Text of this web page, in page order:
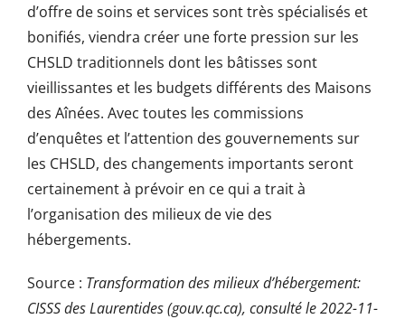
d’offre de soins et services sont très spécialisés et
bonifiés, viendra créer une forte pression sur les
CHSLD traditionnels dont les bâtisses sont
vieillissantes et les budgets différents des Maisons
des Aînées. Avec toutes les commissions
d’enquêtes et l’attention des gouvernements sur
les CHSLD, des changements importants seront
certainement à prévoir en ce qui a trait à
l’organisation des milieux de vie des
hébergements.
Source : Transformation des milieux d’hébergement:
CISSS des Laurentides (gouv.qc.ca), consulté le 2022-11-